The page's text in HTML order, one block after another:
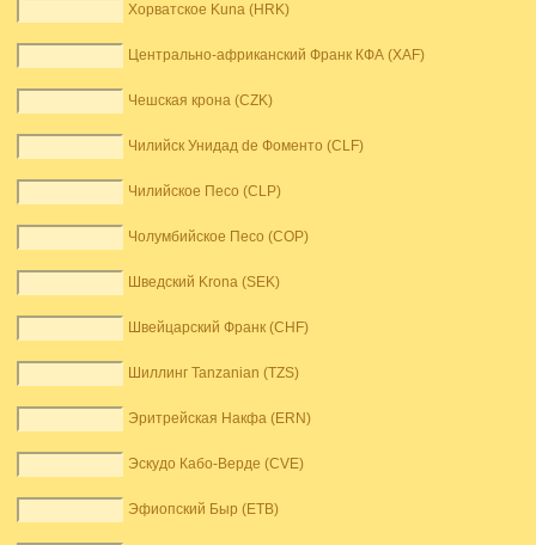
Хорватское Kuna (HRK)
Центрально-африканский Франк КФА (XAF)
Чешская крона (CZK)
Чилийск Унидад de Фоменто (CLF)
Чилийское Песо (CLP)
Чолумбийское Песо (COP)
Шведский Krona (SEK)
Швейцарский Франк (CHF)
Шиллинг Tanzanian (TZS)
Эритрейская Накфа (ERN)
Эскудо Кабо-Верде (CVE)
Эфиопский Быр (ETB)